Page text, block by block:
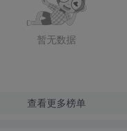
暂无数据
查看更多榜单